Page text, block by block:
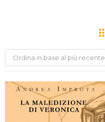
Ordina in base al più recente